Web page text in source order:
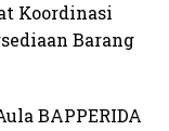
Koordinasi
Barang
BAPPERIDA